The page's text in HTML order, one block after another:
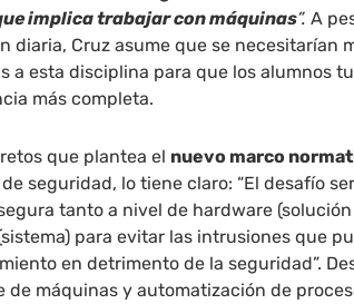
implica trabajar con máquinas”. A
diaria, Cruz asume que se necesitarían
a esta disciplina para que los alumnos
más completa.
que plantea el nuevo marco
seguridad, lo tiene claro: “El desafío
tanto a nivel de hardware
para evitar las intrusiones que
en detrimento de la seguridad”.
de máquinas y automatización de